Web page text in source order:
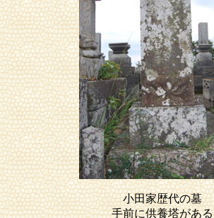
小田家歴代の墓
手前に供養塔がある